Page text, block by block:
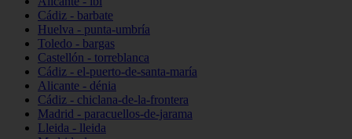
Cádiz - barbate
Huelva - punta-umbría
Toledo - bargas
Castellón - torreblanca
Cádiz - el-puerto-de-santa-maría
Alicante - dénia
Cádiz - chiclana-de-la-frontera
Madrid - paracuellos-de-jarama
Lleida - lleida